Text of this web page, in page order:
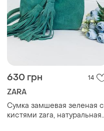
630 грн 14
ZARA
Сумка замшевая зеленая с
кистями zara, натуральная